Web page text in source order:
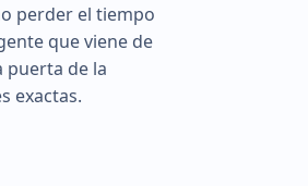
perder el tiempo
que viene de
puerta de la
exactas.